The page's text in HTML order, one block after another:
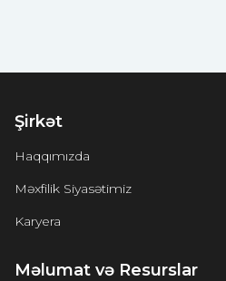
Şirkət
Haqqımızda
Məxfilik Siyasətimiz
Karyera
Məlumat və Resurslar